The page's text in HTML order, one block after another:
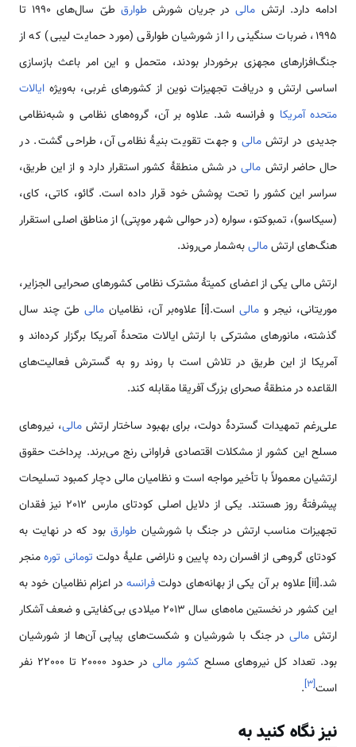
ادامه دارد. ارتش مالیدر جریان شورشطوارق
طیّ سال‌های 1990 تا
1995، ضربات سنگینی را از شورشیان طوارقی (مورد حمایت لیبی) که از
جنگ‌افزارهای مجهزی برخوردار بودند، متحمل و این امر باعث بازسازی
اساسی ارتش و دریافت تجهیزات نوین از کشورهای غربی، به‌ویژه ایالات
متحده آمریکا و فرانسه شد. علاوه‌ بر آن، گروه‌های نظامی ‌و شبه‌نظامی
‌جدیدی در ارتشمالی و جهت تقویت بنیۀ نظامی ‌آن، طراحی گشت. در
حال حاضر ارتش مالیدر شش منطقۀ کشور استقرار دارد و از این طریق،
سراسر این کشور را تحت پوشش خود قرار داده است. گائو، کاتی، کای،
(سیکاسو)، تمبوکتو، سواره (در حوالی شهر موپتی) از مناطق اصلی استقرار
هنگ‌های ارتشمالیبه‌شمار می‌روند.
ارتش مالی یکی از اعضای کمیتۀ مشترک نظامی‌ کشورهای صحرایی الجزایر،
موریتانی، نیجر و مالی است.[i] علاوه‌بر آن، نظامیان مالی طیّ چند سال
گذشته، مانورهای مشترکی با ارتش ایالات متحدۀ آمریکا برگزار کرده‌اند و
آمریکا از این طریق در تلاش است با روند رو به گسترش فعالیت‌های
القاعده در منطقۀ صحرای بزرگ آفریقا مقابله کند.
علی‌رغم تمهیدات گستردۀ دولت، برای بهبود ساختار ارتشمالی، نیروهای
مسلح این کشور از مشکلات اقتصادی فراوانی رنج می‌برند. پرداخت حقوق
ارتشیان معمولاً با تأخیر مواجه‌ است و نظامیان مالی دچار کمبود تسلیحات
پیشرفتۀ روز هستند. یکی از دلایل اصلی کودتای مارس 2012 نیز فقدان
تجهیزات مناسب ارتش در جنگ با شورشیانطوارق بود که در نهایت به
کودتای گروهی از افسران رده پایین و ناراضی علیۀ دولت تومانی تورهمنجر
شد.[ii] علاوه بر آن یکی از بهانه‌های دولت
فرانسه در اعزام نظامیان خود به
این کشور در نخستین ماه‌های سال 2013 میلادی بی‌کفایتی و ضعف آشکار
ارتش مالیدر جنگ با شورشیان و شکست‌های پیاپی آن‌ها از شورشیان
بود. تعداد کل نیروهای مسلح کشور مالی
در حدود 20000 تا 22000 نفر
است[۳]
.
نیز نگاه کنید به